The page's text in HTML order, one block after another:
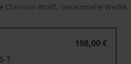
Christian Wolff, Gesammelte
198,00 €
7